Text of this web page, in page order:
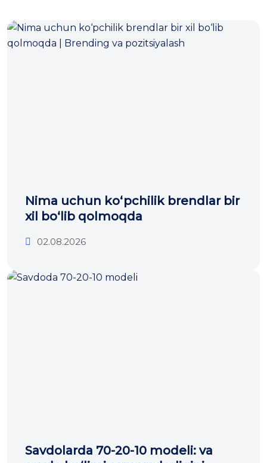
Nima uchun ko‘pchilik brendlar bir
xil bo‘lib qolmoqda
02.08.2026
Savdolarda 70-20-10 modeli: va